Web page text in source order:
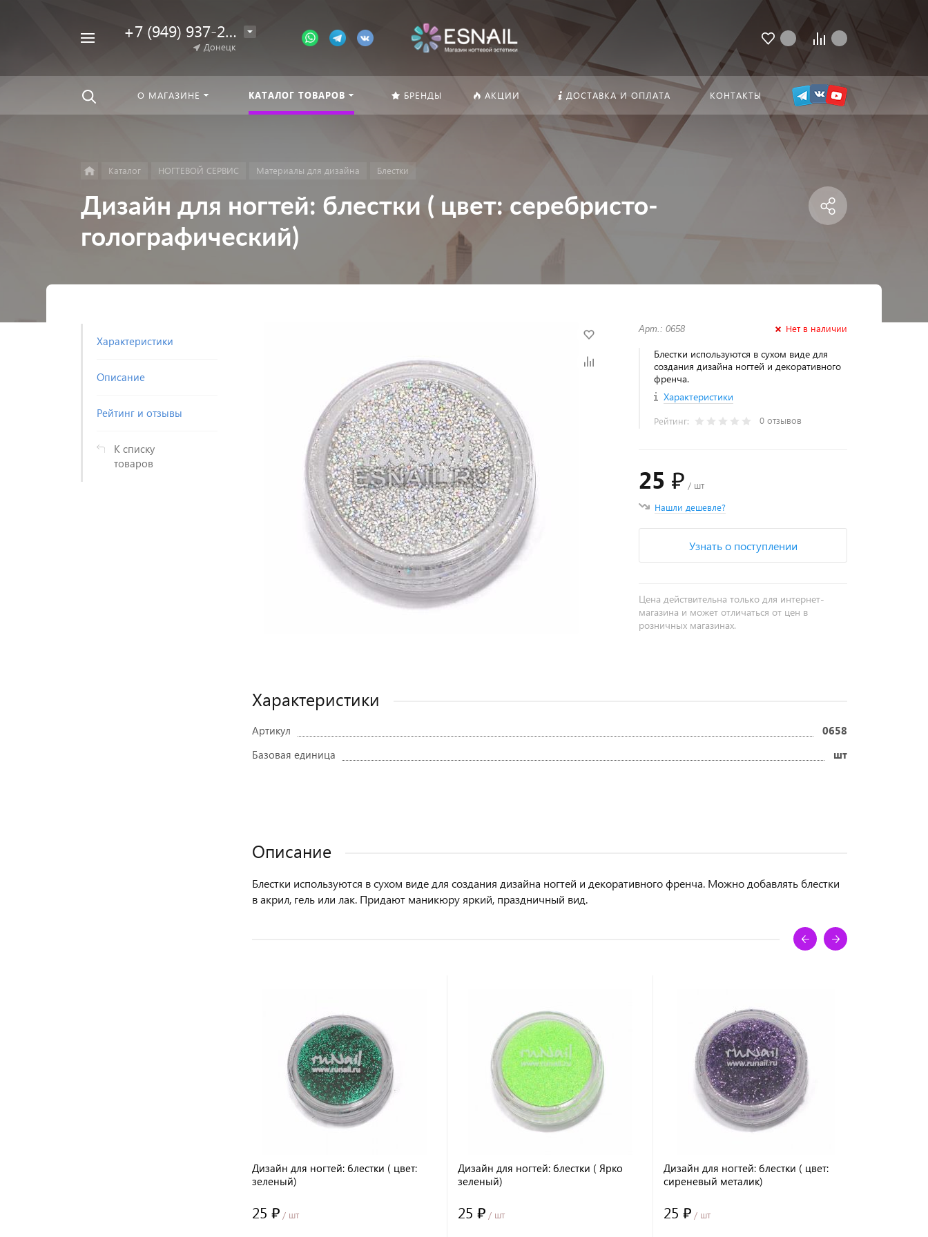
+7 (949) 937-25-64
Донецк
О МАГАЗИНЕ КАТАЛОГ ТОВАРОВ БРЕНДЫ АКЦИИ ДОСТАВКА И ОПЛАТА КОНТАКТЫ
Каталог НОГТЕВОЙ СЕРВИС Материалы для дизайна Блестки
Дизайн для ногтей: блестки ( цвет: серебристо-
голографический)
Характеристики
Описание
Рейтинг и отзывы
К списку
товаров
Арт.: 0658 Нет в наличии
Блестки используются в сухом виде для
создания дизайна ногтей и декоративного
френча.
Характеристики
Рейтинг: 0 отзывов
25 ₽ / шт
Нашли дешевле?
Узнать о поступлении
Цена действительна только для интернет-
магазина и может отличаться от цен в
розничных магазинах.
Характеристики
Артикул
0658
Базовая единица
шт
Описание
Блестки используются в сухом виде для создания дизайна ногтей и декоративного френча. Можно добавлять блестки
в акрил, гель или лак. Придают маникюру яркий, праздничный вид.
Дизайн для ногтей: блестки ( цвет:
зеленый)
25 ₽ / шт
Дизайн для ногтей: блестки ( Ярко
зеленый)
25 ₽ / шт
Дизайн для ногтей: блестки ( цвет:
сиреневый металик)
25 ₽ / шт